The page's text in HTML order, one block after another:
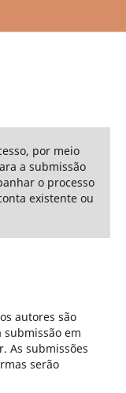
por meio
a submissão
o processo
existente ou
autores são
em
As submissões
serão